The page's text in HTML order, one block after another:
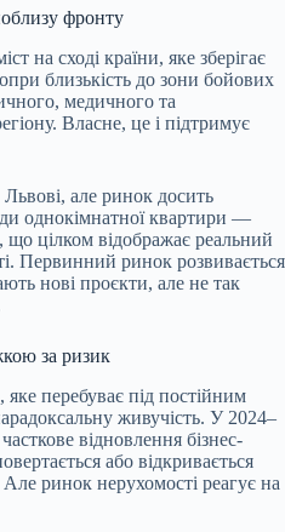
фронту
на сході країни, яке зберігає
близькість до зони бойових
медичного та
Власне, це і підтримує
але ринок досить
однокімнатної квартири —
цілком відображає реальний
Первинний ринок розвивається
нові проєкти, але не так
за ризик
яке перебуває під постійним
живучість. У 2024–
відновлення бізнес-
або відкривається
ринок нерухомості реагує на